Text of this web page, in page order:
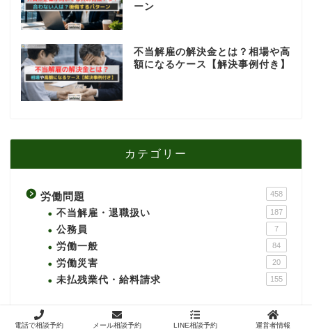
ーン
不当解雇の解決金とは？相場や高
額になるケース【解決事例付き】
カテゴリー
労働問題 458
不当解雇・退職扱い 187
公務員 7
労働一般 84
労働災害 20
未払残業代・給料請求 155
電話で相談予約 メール相談予約 LINE相談予約 運営者情報